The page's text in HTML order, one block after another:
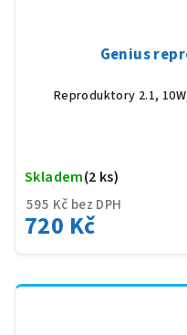
Genius
Reproduktory 2.1,
595 Kč bez DPH
720 Kč
Skladem(2 ks)